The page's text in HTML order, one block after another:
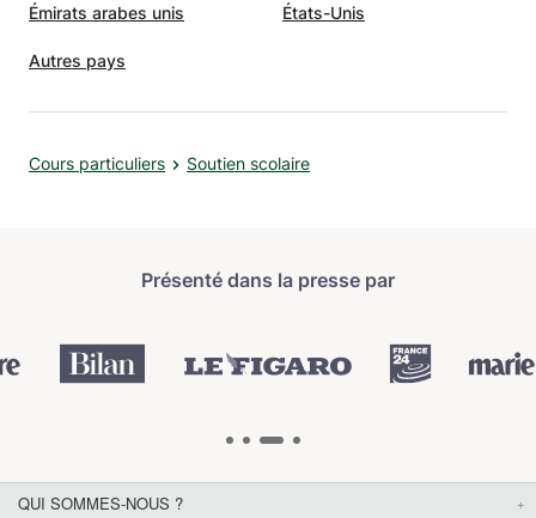
Émirats arabes unis États-Unis
Autres pays
Cours particuliers Soutien scolaire
Présenté dans la presse par
QUI SOMMES-NOUS ?